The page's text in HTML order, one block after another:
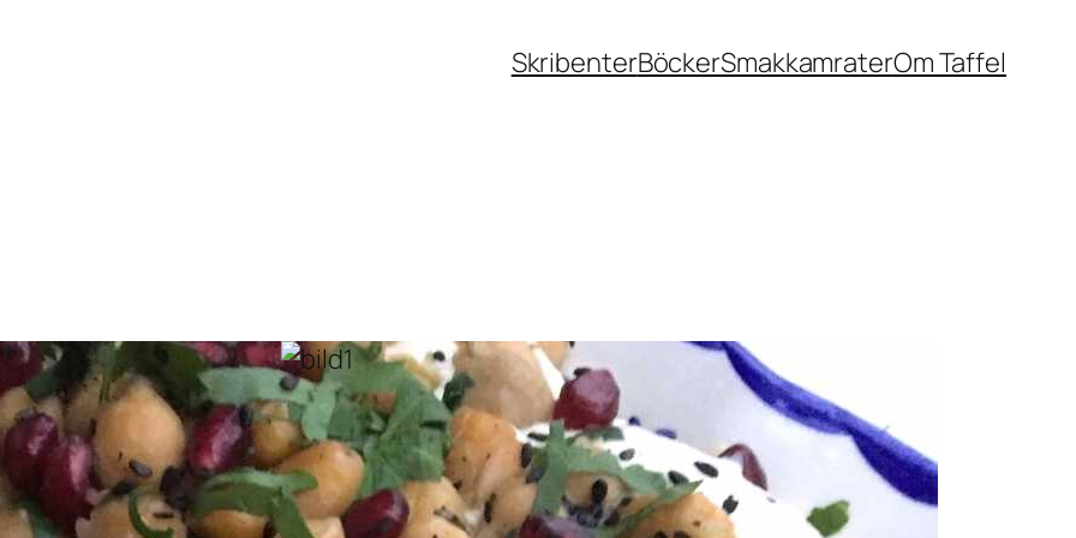
SkribenterBöckerSmakkamraterOm Taffel
Post-Coronans matkultur – Ett nytt
förtroende för matkunnandet